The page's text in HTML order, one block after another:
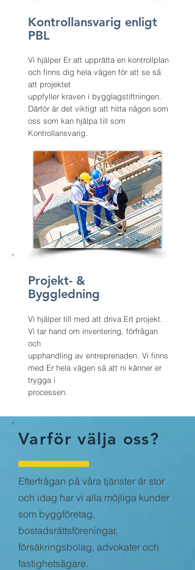
Kontrollansvarig enligt
PBL
Vi hjälper Er att upprätta en kontrollplan
och finns dig hela vägen för att se så
att projektet
uppfyller kraven i bygglagstiftningen.
Därför är det viktigt att hitta någon som
oss som kan hjälpa till som
Kontrollansvarig.
Projekt- &
Byggledning
Vi hjälper till med att driva Ert projekt.
Vi tar hand om inventering, förfrågan
och
upphandling av entreprenaden. Vi finns
med Er hela vägen så att ni känner er
trygga i
processen.
Varför välja oss?
Efterfrågan på våra tjänster är stor
och idag har vi alla möjliga kunder
som byggföretag,
bostadsrättsföreningar,
försäkringsbolag, advokater och
fastighetsägare.